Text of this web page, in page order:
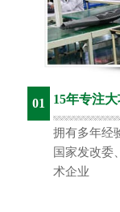
01 15年专注
拥有多年经
国家发改委
术企业